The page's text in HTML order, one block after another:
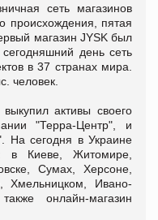
сеть магазинов
происхождения, пятая
магазин JYSK был
день сеть
в 37 странах мира.
человек.
активы своего
"Терра-Центр", и
На сегодня в Украине
в Киеве, Житомире,
Сумах, Херсоне,
Хмельницком, Ивано-
онлайн-магазин